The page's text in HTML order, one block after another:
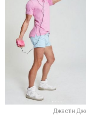
Джастін